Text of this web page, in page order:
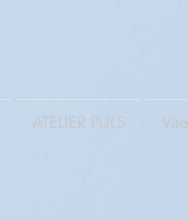
ATELIER PULS Vita